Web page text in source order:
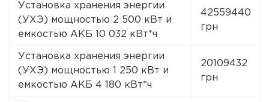
Установка хранения энергии
(УХЭ) мощностью 2 500 кВт и
емкостью АКБ 10 032 кВт*ч
42559440
грн
Установка хранения энергии
(УХЭ) мощностью 1 250 кВт и
емкостью АКБ 4 180 кВт*ч
20109432
грн